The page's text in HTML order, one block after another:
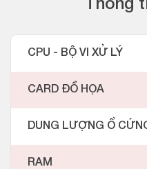
Thông
CPU - BỘ VI XỬ LÝ
CARD ĐỒ HỌA
DUNG LƯỢNG Ổ
RAM